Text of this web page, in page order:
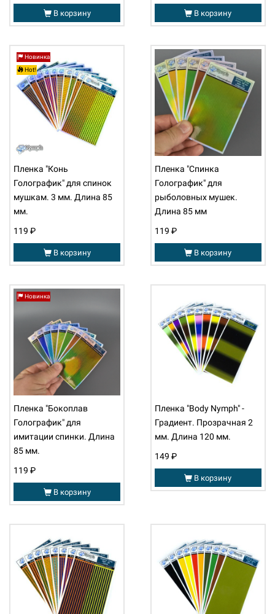
В корзину В корзину
Новинка
Hot!
В корзину
Пленка "Конь
Голографик" для спинок
мушкам. 3 мм. Длина 85
мм.
119 ₽
В корзину
Пленка "Спинка
Голографик" для
рыболовных мушек.
Длина 85 мм
119 ₽
Новинка
В корзину
Пленка "Бокоплав
Голографик" для
имитации спинки. Длина
85 мм.
119 ₽
В корзину
Пленка "Body Nymph" -
Градиент. Прозрачная 2
мм. Длина 120 мм.
149 ₽